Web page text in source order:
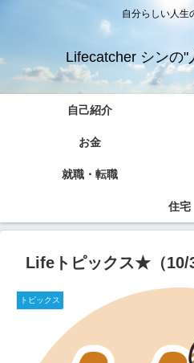
自分らしい人生
Lifecatcher シンの"
自己紹介
お金
就職・転職
住宅
Lifeトピックス★（10/
トピックス